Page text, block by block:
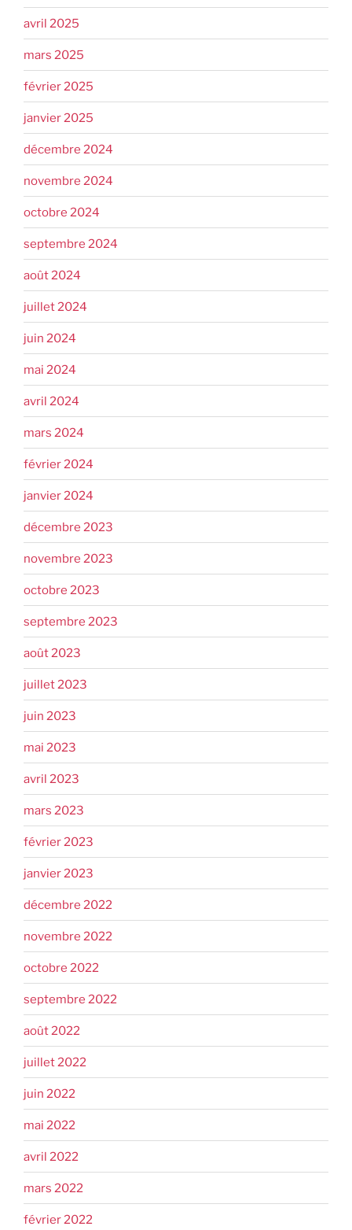
avril 2025
mars 2025
février 2025
janvier 2025
décembre 2024
novembre 2024
octobre 2024
septembre 2024
août 2024
juillet 2024
juin 2024
mai 2024
avril 2024
mars 2024
février 2024
janvier 2024
décembre 2023
novembre 2023
octobre 2023
septembre 2023
août 2023
juillet 2023
juin 2023
mai 2023
avril 2023
mars 2023
février 2023
janvier 2023
décembre 2022
novembre 2022
octobre 2022
septembre 2022
août 2022
juillet 2022
juin 2022
mai 2022
avril 2022
mars 2022
février 2022